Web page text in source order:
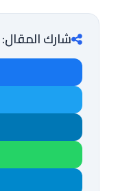
شارك المقال: